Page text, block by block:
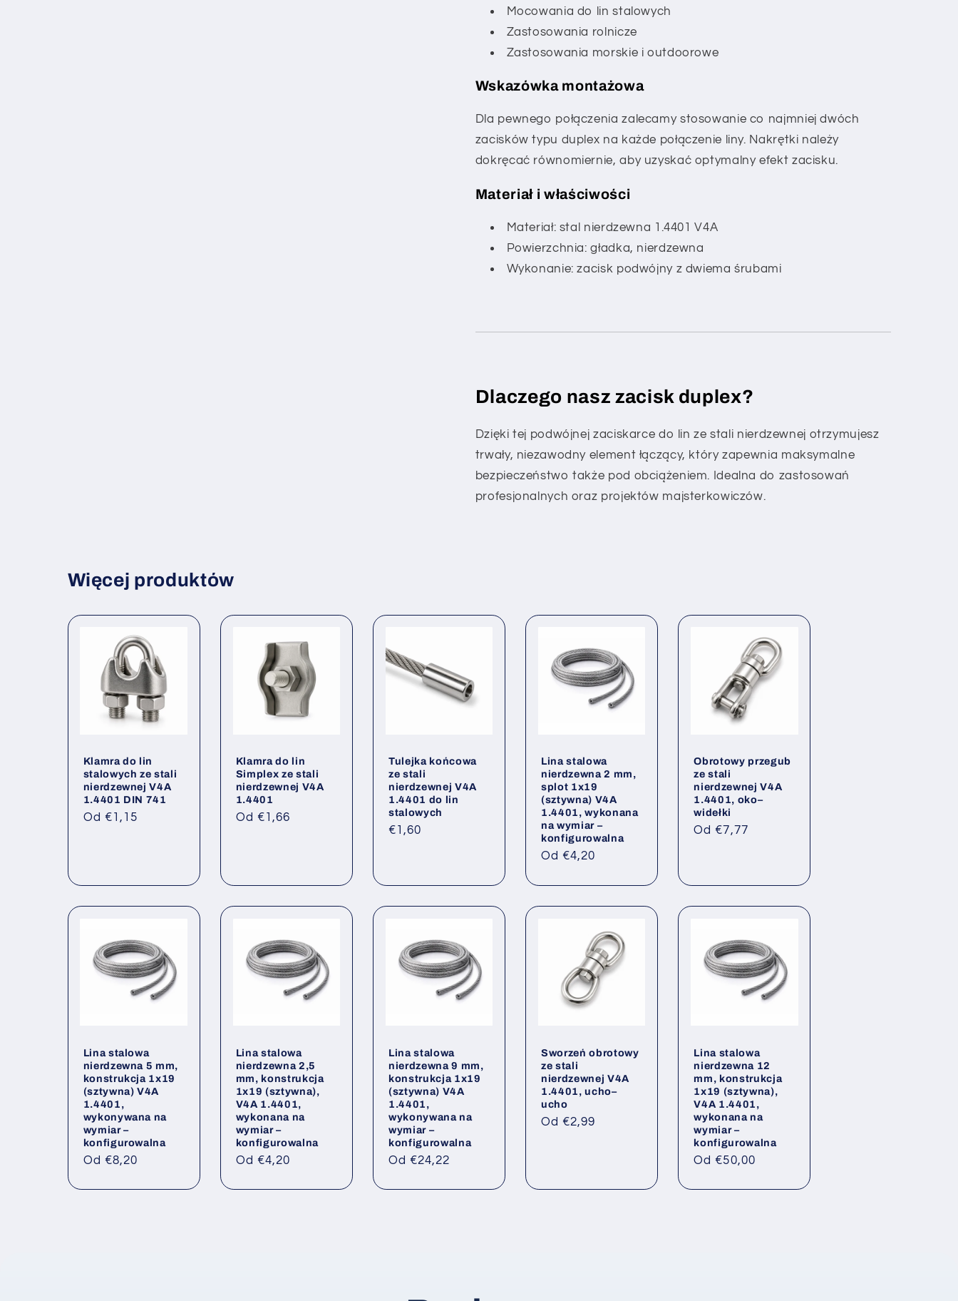
Mocowania do lin stalowych
Zastosowania rolnicze
Zastosowania morskie i outdoorowe
Wskazówka montażowa
Dla pewnego połączenia zalecamy stosowanie co najmniej dwóch
zacisków typu duplex na każde połączenie liny. Nakrętki należy
dokręcać równomiernie, aby uzyskać optymalny efekt zacisku.
Materiał i właściwości
Materiał: stal nierdzewna 1.4401 V4A
Powierzchnia: gładka, nierdzewna
Wykonanie: zacisk podwójny z dwiema śrubami
Dlaczego nasz zacisk duplex?
Dzięki tej podwójnej zaciskarce do lin ze stali nierdzewnej otrzymujesz
trwały, niezawodny element łączący, który zapewnia maksymalne
bezpieczeństwo także pod obciążeniem. Idealna do zastosowań
profesjonalnych oraz projektów majsterkowiczów.
Więcej produktów
Klamra do lin
stalowych ze stali
nierdzewnej V4A
1.4401 DIN 741
Cena
Od €1,15
Klamra do lin
Simplex ze stali
nierdzewnej V4A
1.4401
Cena
Od €1,66
Tulejka końcowa
ze stali
nierdzewnej V4A
1.4401 do lin
stalowych
Cena
€1,60
Lina stalowa
nierdzewna 2 mm,
splot 1x19
(sztywna) V4A
1.4401, wykonana
na wymiar –
konfigurowalna
Cena
Od €4,20
Obrotowy przegub
ze stali
nierdzewnej V4A
1.4401, oko–
widełki
Cena
Od €7,77
Lina stalowa
nierdzewna 5 mm,
konstrukcja 1x19
(sztywna) V4A
1.4401,
wykonywana na
wymiar –
konfigurowalna
Cena
Od €8,20
Lina stalowa
nierdzewna 2,5
mm, konstrukcja
1x19 (sztywna),
V4A 1.4401,
wykonana na
wymiar –
konfigurowalna
Cena
Od €4,20
Lina stalowa
nierdzewna 9 mm,
konstrukcja 1x19
(sztywna) V4A
1.4401,
wykonywana na
wymiar –
konfigurowalna
Cena
Od €24,22
Sworzeń obrotowy
ze stali
nierdzewnej V4A
1.4401, ucho–
ucho
Cena
Od €2,99
Lina stalowa
nierdzewna 12
mm, konstrukcja
1x19 (sztywna),
V4A 1.4401,
wykonana na
wymiar –
konfigurowalna
Cena
Od €50,00